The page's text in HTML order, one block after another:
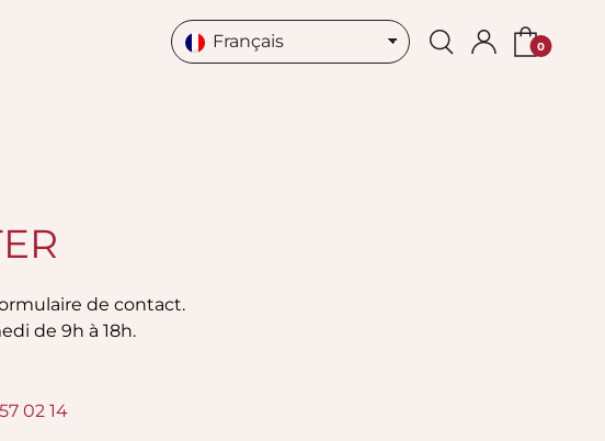
Français
de contact.
de 9h à 18h.
02 14